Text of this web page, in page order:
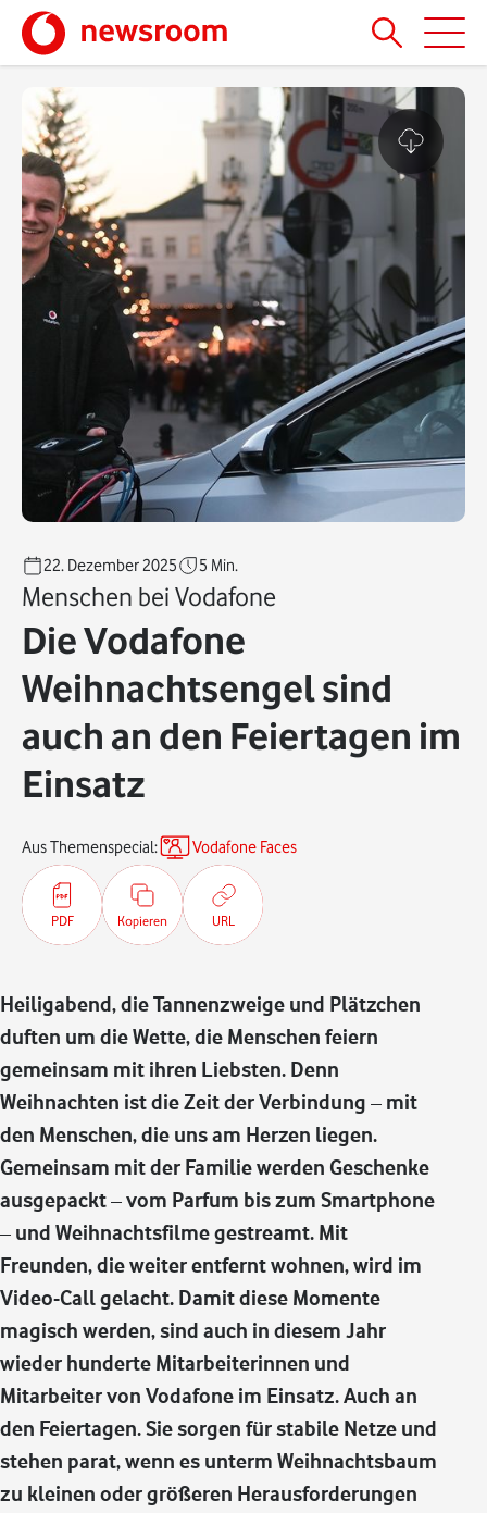
22. Dezember 2025 5 Min.
Menschen bei Vodafone
Die Vodafone
Weihnachtsengel sind
auch an den Feiertagen im
Einsatz
Aus Themenspecial: Vodafone Faces
PDF Kopieren URL
Heiligabend, die Tannenzweige und Plätzchen
duften um die Wette, die Menschen feiern
gemeinsam mit ihren Liebsten. Denn
Weihnachten ist die Zeit der Verbindung – mit
den Menschen, die uns am Herzen liegen.
Gemeinsam mit der Familie werden Geschenke
ausgepackt – vom Parfum bis zum Smartphone
– und Weihnachtsfilme gestreamt. Mit
Freunden, die weiter entfernt wohnen, wird im
Video-Call gelacht. Damit diese Momente
magisch werden, sind auch in diesem Jahr
wieder hunderte Mitarbeiterinnen und
Mitarbeiter von Vodafone im Einsatz. Auch an
den Feiertagen. Sie sorgen für stabile Netze und
stehen parat, wenn es unterm Weihnachtsbaum
zu kleinen oder größeren Herausforderungen